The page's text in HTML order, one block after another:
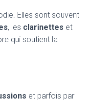
Elles sont souvent
, les clarinettes et
qui soutient la
et parfois par